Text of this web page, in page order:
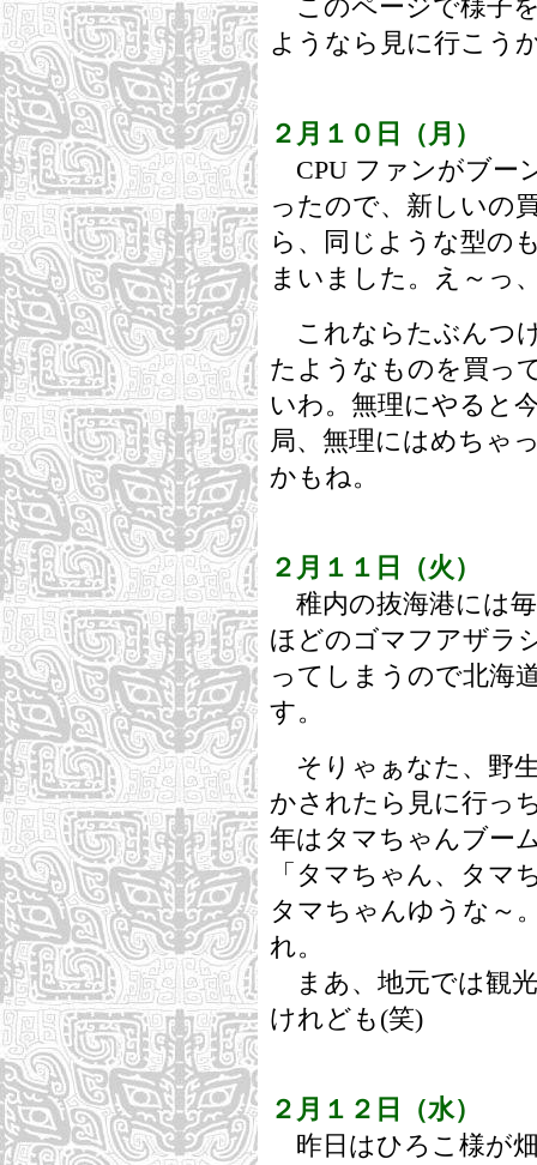
このページで様子
ようなら見に行こう
２月１０日（月）
CPU ファンがブー
ったので、新しいの
ら、同じような型の
まいました。え～っ
これならたぶんつ
たようなものを買っ
いわ。無理にやると
局、無理にはめちゃ
かもね。
２月１１日（火）
稚内の抜海港には
ほどのゴマフアザラ
ってしまうので北海
す。
そりゃぁなた、野
かされたら見に行っ
年はタマちゃんブー
「タマちゃん、タ
タマちゃんゆうな～
れ。
まあ、地元では観
けれども(笑)
２月１２日（水）
昨日はひろこ様が